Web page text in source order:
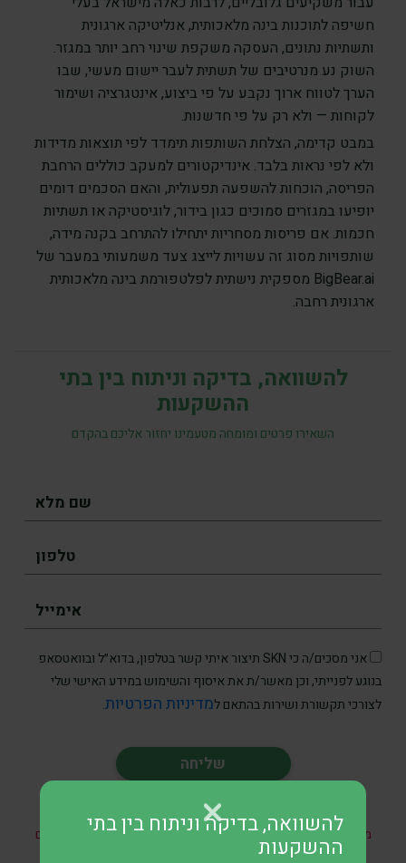
חשיפה לתוכנות בינה מלאכותית, אנליטיקה ארגונית
ותשתיות נתונים, העסקה משקפת שינוי רחב יותר במגזר.
השוק נע מנרטיבים של תשתית לעבר יישום מעשי, שבו
הערך לטווח ארוך נקבע על פי ביצוע, אינטגרציה ושימור
לקוחות — ולא רק על פי חדשנות.
במבט קדימה, הצלחת השותפות תימדד לפי תוצאות מדידות
ולא לפי נראות בלבד. אינדיקטורים למעקב כוללים הרחבת
הפריסה, הוכחות להשפעה תפעולית, והאם הסכמים דומים
יופיעו במגזרים סמוכים כגון בידור, לוגיסטיקה או תשתיות
חכמות. אם פריסות מסחריות יתחילו להתרחב בקנה מידה,
שותפויות מסוג זה עשויות לייצג צעד משמעותי במעבר של
BigBear.ai מספקית נישתית לפלטפורמת בינה מלאכותית
ארגונית רחבה.
להשוואה, בדיקה וניתוח בין בתי
ההשקעות
השאירו פרטים ומומחה מטעמינו יחזור אליכם בהקדם
אני מסכים/ה כי SKN תיצור איתי קשר בטלפון, בדוא״ל ובוואטסאפ
בנוגע לפנייתי, וכן מאשר/ת את איסוף והשימוש במידע האישי שלי
לצורכי תקשורת ושירות בהתאם למדיניות הפרטיות.
* אין במאמר זה, בחלקו או במלואו, כל הבטחה להשגת תשואות
מהשקעות ואין האמור בו מהווה ייעוץ מקצועי לבצע השקעות בתחום
להשוואה, בדיקה וניתוח בין בתי
ההשקעות